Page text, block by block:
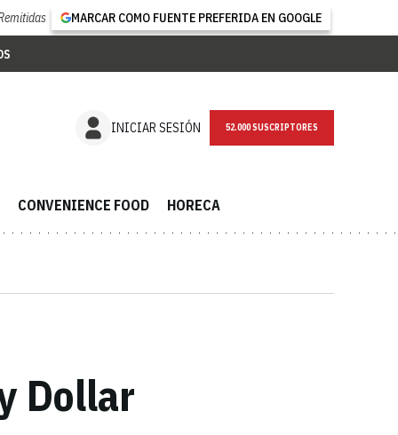
MARCAR COMO FUENTE PREFERIDA EN GOOGLE
INICIAR SESIÓN NEWSLETTER
CONVENIENCE FOOD HORECA
Dollar